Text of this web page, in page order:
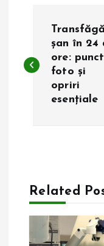
v
r
șan în 24
ore:
foto și
opriri
esențiale
Related